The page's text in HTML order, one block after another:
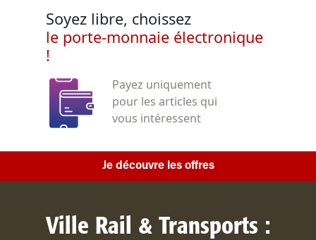
Soyez libre, choissez
le porte-monnaie électronique
!
Payez uniquement
pour les articles qui
vous intéressent
Je découvre les offres
Ville Rail & Transports :